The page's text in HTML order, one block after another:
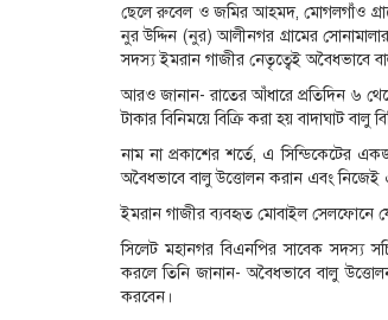
ছেলে রুবেল ও জমির আহমদ, মোগলগাঁও
নুর উদ্দিন (নুর) আলীনগর গ্রামের
সদস্য ইমরান গাজীর নেতৃত্বেই অবৈধভাবে
আরও জানান- রাতের আঁধারে প্রতিদিন ৬
টাকার বিনিময়ে বিক্রি করা হয় বাদাঘাট বালু
নাম না প্রকাশের শর্তে, এ সিন্ডিকেটের
অবৈধভাবে বালু উত্তোলন করান এবং নিজেই
ইমরান গাজীর ব্যবহৃত মোবাইল সেলফোনে
সিলেট মহানগর বিএনপির সাবেক সদস্য
করলে তিনি জানান- অবৈধভাবে বালু
করবেন।